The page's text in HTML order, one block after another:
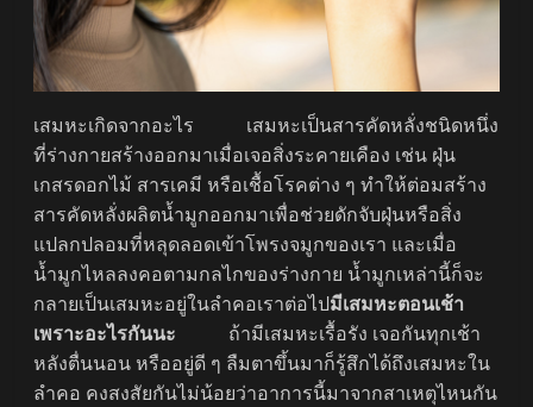
เสมหะเกิดจากอะไร เสมหะเป็นสารคัดหลั่งชนิดหนึ่ง
ที่ร่างกายสร้างออกมาเมื่อเจอสิ่งระคายเคือง เช่น ฝุ่น
เกสรดอกไม้ สารเคมี หรือเชื้อโรคต่าง ๆ ทำให้ต่อมสร้าง
สารคัดหลั่งผลิตน้ำมูกออกมาเพื่อช่วยดักจับฝุ่นหรือสิ่ง
แปลกปลอมที่หลุดลอดเข้าโพรงจมูกของเรา และเมื่อ
น้ำมูกไหลลงคอตามกลไกของร่างกาย น้ำมูกเหล่านี้ก็จะ
กลายเป็นเสมหะอยู่ในลำคอเราต่อไปมีเสมหะตอนเช้า
เพราะอะไรกันนะ ถ้ามีเสมหะเรื้อรัง เจอกันทุกเช้า
หลังตื่นนอน หรืออยู่ดี ๆ ลืมตาขึ้นมาก็รู้สึกได้ถึงเสมหะใน
ลำคอ คงสงสัยกันไม่น้อยว่าอาการนี้มาจากสาเหตุไหนกัน